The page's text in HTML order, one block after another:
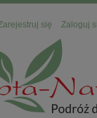
się Zaloguj